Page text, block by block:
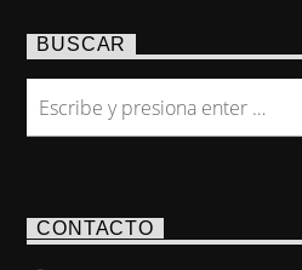
BUSCAR
CONTACTO